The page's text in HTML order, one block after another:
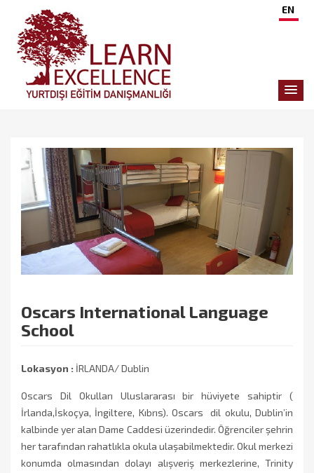
EN
Oscars International Language
School
Lokasyon : İRLANDA/ Dublin
Oscars Dil Okulları Uluslararası bir hüviyete sahiptir (
İrlanda,İskoçya, İngiltere, Kıbrıs). Oscars dil okulu, Dublin’in
kalbinde yer alan Dame Caddesi üzerindedir. Öğrenciler şehrin
her tarafından rahatlıkla okula ulaşabilmektedir. Okul merkezi
konumda olmasından dolayı alışveriş merkezlerine, Trinity